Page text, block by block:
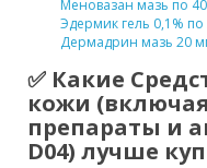
Меновазан мазь по 40
Эдермик гель 0,1% по
Дермадрин мазь 20
✅ Какие
кожи
препараты и
D04) лучше